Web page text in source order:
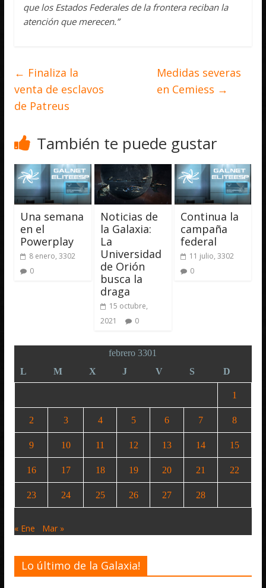
que los Estados Federales de la frontera reciban la
atención que merecen.”
← Finaliza la
venta de esclavos
de Patreus
Medidas severas
en Cemiess →
También te puede gustar
Una semana
en el
Powerplay
8 enero, 3302
0
Noticias de
la Galaxia:
La
Universidad
de Orión
busca la
draga
15 octubre,
2021
0
Continua la
campaña
federal
11 julio, 3302
0
febrero 3301
L
M X J V S D
1
2 3 4 5 6 7 8
9 10 11 12 13 14 15
16 17 18 19 20 21 22
23 24 25 26 27 28
« Ene Mar »
Lo último de la Galaxia!